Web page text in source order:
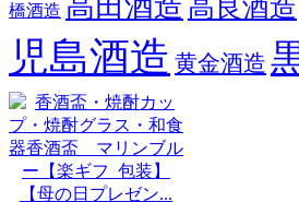
橋酒造 高良酒造
児島酒造 黄金酒造